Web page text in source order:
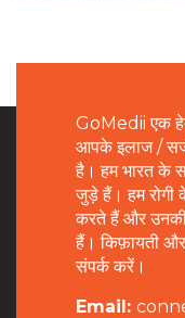
GoMedii एक
आपके इलाज /
है। हम भारत के
जुड़े हैं। हम रोगी
करते हैं और उनकी
हैं। किफ़ायती
संपर्क करें।
Email: